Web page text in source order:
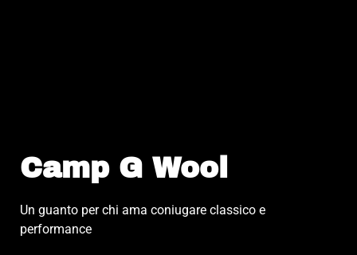
Camp G Wool
Un guanto per chi ama coniugare classico e
performance